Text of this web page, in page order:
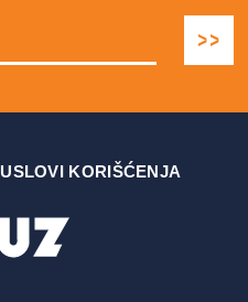
USLOVI KORIŠĆENJA